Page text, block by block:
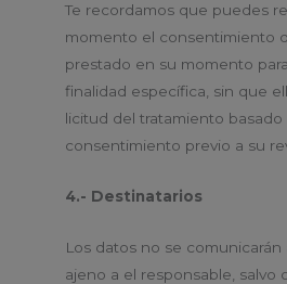
Te recordamos que puedes
momento el consentimiento
prestado en su momento
finalidad específica, sin que
licitud del tratamiento basado
consentimiento previo a su
4.- Destinatarios
Los datos no se
ajeno a el responsable, salvo